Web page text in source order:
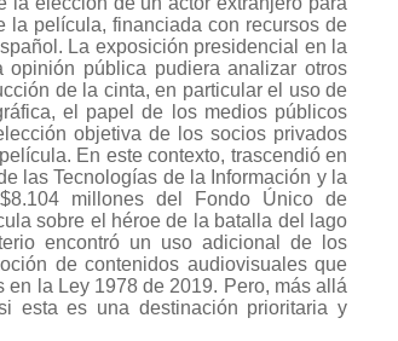
la película, financiada con recursos de
La exposición presidencial en la
opinión pública pudiera analizar otros
de la cinta, en particular el uso de
el papel de los medios públicos
objetiva de los socios privados
En este contexto, trascendió en
las Tecnologías de la Información y la
millones del Fondo Único de
sobre el héroe de la batalla del lago
encontró un uso adicional de los
de contenidos audiovisuales que
la Ley 1978 de 2019. Pero, más allá
esta es una destinación prioritaria y